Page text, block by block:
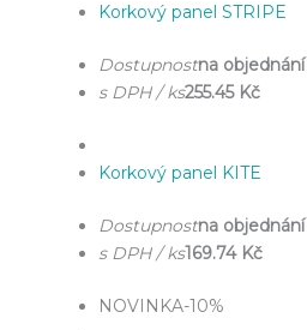
Korkový panel STRIPE
Dostupnostna objednání
s DPH / ks255.45 Kč
Korkový panel KITE
Dostupnostna objednání
s DPH / ks169.74 Kč
NOVINKA-10%